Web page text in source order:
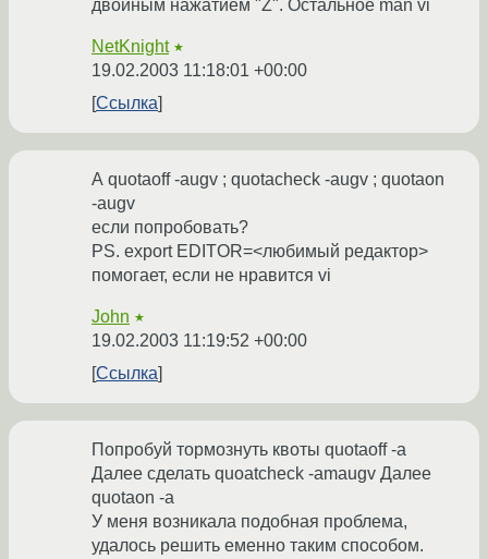
двойным нажатием "Z". Остальное man vi
NetKnight ★
19.02.2003 11:18:01 +00:00
Ссылка
А quotaoff -augv ; quotacheck -augv ; quotaon
-augv
если попробовать?
PS. export EDITOR=<любимый редактор>
помогает, если не нравится vi
John ★
19.02.2003 11:19:52 +00:00
Ссылка
Попробуй тормознуть квоты quotaoff -a
Далее сделать quoatcheck -amaugv Далее
quotaon -a
У меня возникала подобная проблема,
удалось решить еменно таким способом.